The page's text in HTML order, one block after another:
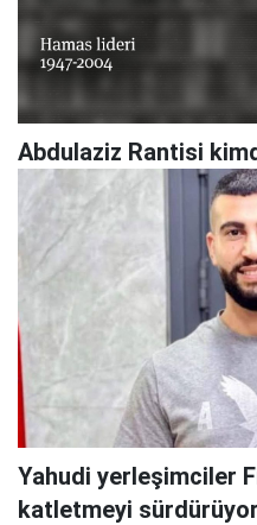
Abdulaziz Rantisi
Yahudi yerleşimciler
katletmeyi sürdürüyor